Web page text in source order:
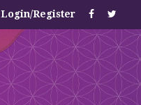
Login/Register